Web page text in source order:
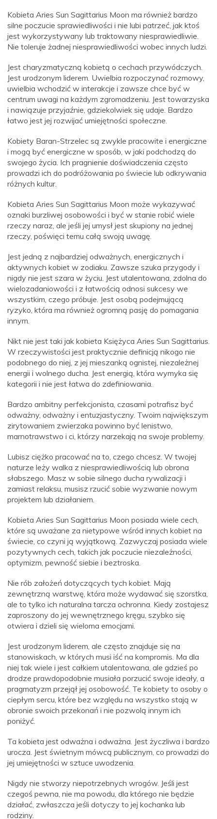
Kobieta Aries Sun Sagittarius Moon ma również bardzo
silne poczucie sprawiedliwości i nie lubi patrzeć, jak ktoś
jest wykorzystywany lub traktowany niesprawiedliwie.
Nie toleruje żadnej niesprawiedliwości wobec innych ludzi.
Jest charyzmatyczną kobietą o cechach przywódczych.
Jest urodzonym liderem. Uwielbia rozpoczynać rozmowy,
uwielbia wchodzić w interakcje i zawsze chce być w
centrum uwagi na każdym zgromadzeniu. Jest towarzyska
i nawiązuje przyjaźnie, gdziekolwiek się udaje. Bardzo
łatwo jest jej rozwijać umiejętności społeczne.
Kobiety Baran-Strzelec są zwykle pracowite i energiczne
i mogą być energiczne w sposób, w jaki podchodzą do
swojego życia. Ich pragnienie doświadczenia często
prowadzi ich do podróżowania po świecie lub odkrywania
różnych kultur.
Kobieta Aries Sun Sagittarius Moon może wykazywać
oznaki burzliwej osobowości i być w stanie robić wiele
rzeczy naraz, ale jeśli jej umysł jest skupiony na jednej
rzeczy, poświęci temu całą swoją uwagę.
Jest jedną z najbardziej odważnych, energicznych i
aktywnych kobiet w zodiaku. Zawsze szuka przygody i
nigdy nie jest szara w życiu. Jest utalentowana, zdolna do
wielozadaniowości i z łatwością odnosi sukcesy we
wszystkim, czego próbuje. Jest osobą podejmującą
ryzyko, która ma również ogromną pasję do pomagania
innym.
Nikt nie jest taki jak kobieta Księżyca Aries Sun Sagittarius.
W rzeczywistości jest praktycznie definicją nikogo nie
podobnego do niej, z jej mieszanką ognistej, niezależnej
energii i wolnego ducha. Jest energią, która wymyka się
kategorii i nie jest łatwa do zdefiniowania.
Bardzo ambitny perfekcjonista, czasami potrafisz być
odważny, odważny i entuzjastyczny. Twoim największym
zirytowaniem zwierzaka powinno być lenistwo,
marnotrawstwo i ci, którzy narzekają na swoje problemy.
Lubisz ciężko pracować na to, czego chcesz. W twojej
naturze leży walka z niesprawiedliwością lub obrona
słabszego. Masz w sobie silnego ducha rywalizacji i
zamiast relaksu, musisz rzucić sobie wyzwanie nowym
projektem lub działaniem.
Kobieta Aries Sun Sagittarius Moon posiada wiele cech,
które są uważane za nietypowe wśród innych kobiet na
świecie, co czyni ją wyjątkową. Zazwyczaj posiada wiele
pozytywnych cech, takich jak poczucie niezależności,
optymizm, pewność siebie i beztroska.
Nie rób założeń dotyczących tych kobiet. Mają
zewnętrzną warstwę, która może wydawać się szorstka,
ale to tylko ich naturalna tarcza ochronna. Kiedy zostajesz
zaproszony do jej wewnętrznego kręgu, szybko się
otwiera i dzieli się wieloma emocjami.
Jest urodzonym liderem, ale często znajduje się na
stanowiskach, w których musi iść na kompromis. Ma dla
niej tak wiele i jest całkiem utalentowana, ale gdzieś po
drodze prawdopodobnie musiała porzucić swoje ideały, a
pragmatyzm przejął jej osobowość. Te kobiety to osoby o
ciepłym sercu, które bez względu na wszystko stają w
obronie swoich przekonań i nie pozwolą innym ich
poniżyć.
Ta kobieta jest odważna i odważna. Jest życzliwa i bardzo
urocza. Jest świetnym mówcą publicznym, co prowadzi do
jej umiejętności w sztuce uwodzenia.
Nigdy nie stworzy niepotrzebnych wrogów. Jeśli jest
czegoś pewna, nie ma powodu, dla którego nie będzie
działać, zwłaszcza jeśli dotyczy to jej kochanka lub
rodziny.